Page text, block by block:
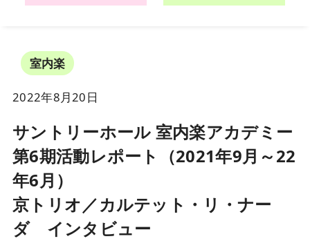
室内楽
2022年8月20日
サントリーホール 室内楽アカデミー
第6期活動レポート（2021年9月～22
年6月）
京トリオ／カルテット・リ・ナー
ダ インタビュー